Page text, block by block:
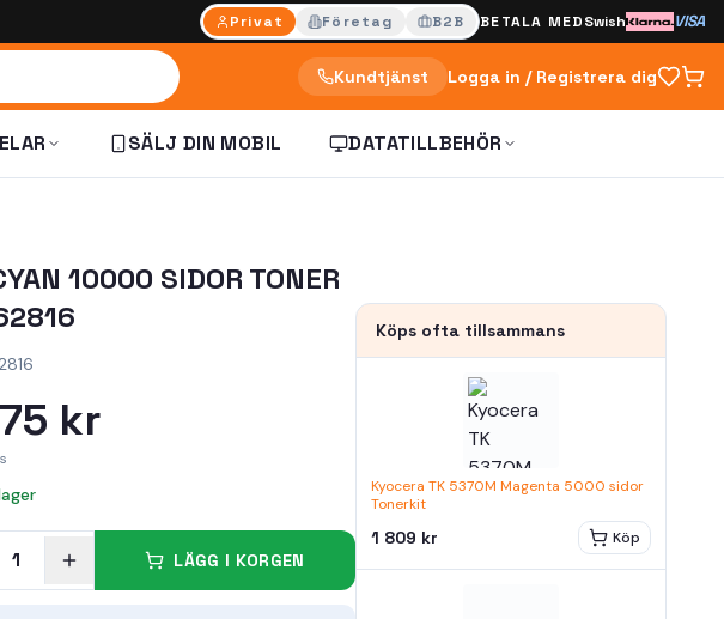
Privat Företag B2B BETALA MEDSwish VISA
Kundtjänst Logga in / Registrera dig
SÄLJ DIN MOBIL DATATILLBEHÖR
10000 SIDOR TONER
kr
1 LÄGG I KORGEN
Köps ofta tillsammans
Kyocera TK 5370M Magenta 5000 sidor
Tonerkit
1 809 kr Köp